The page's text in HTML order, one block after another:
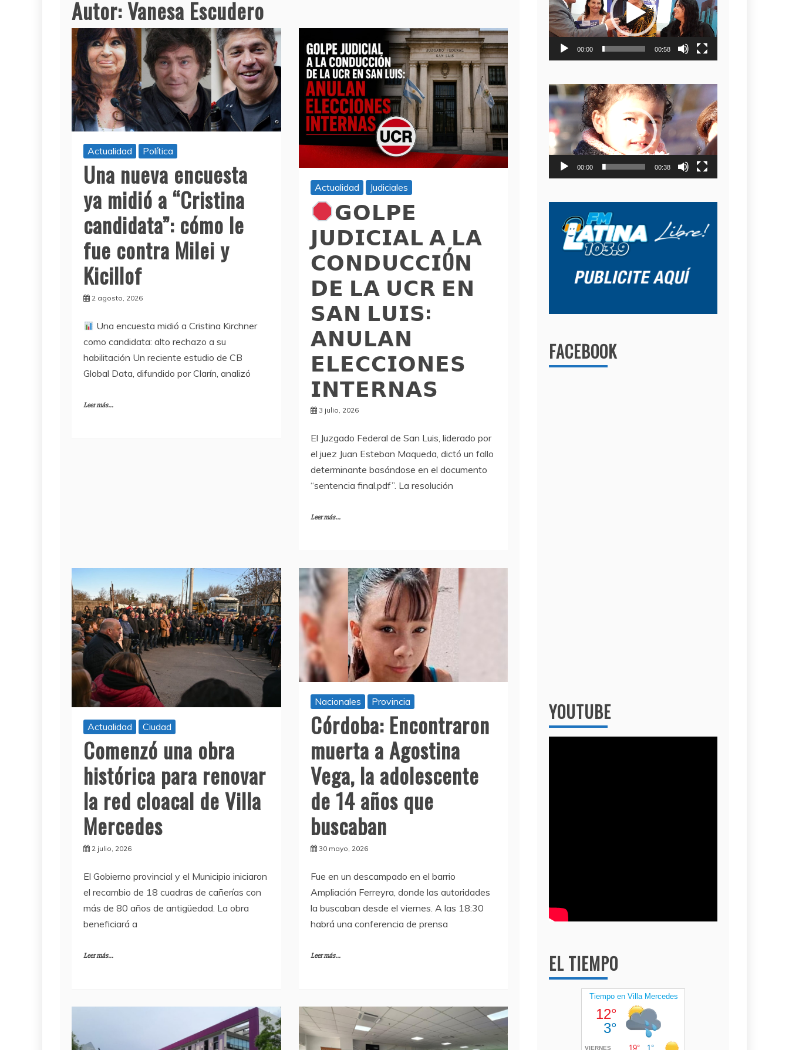
Autor:Vanesa Escudero
Actualidad Política
Una nueva encuesta
ya midió a “Cristina
candidata”: cómo le
fue contra Milei y
Kicillof
2 agosto, 2026
Una encuesta midió a Cristina Kirchner
como candidata: alto rechazo a su
habilitación Un reciente estudio de CB
Global Data, difundido por Clarín, analizó
Leer más...
Actualidad Judiciales
𝗚𝗢𝗟𝗣𝗘
𝗝𝗨𝗗𝗜𝗖𝗜𝗔𝗟 𝗔 𝗟𝗔
𝗖𝗢𝗡𝗗𝗨𝗖𝗖𝗜Ó𝗡
𝗗𝗘 𝗟𝗔 𝗨𝗖𝗥 𝗘𝗡
𝗦𝗔𝗡 𝗟𝗨𝗜𝗦:
𝗔𝗡𝗨𝗟𝗔𝗡
𝗘𝗟𝗘𝗖𝗖𝗜𝗢𝗡𝗘𝗦
𝗜𝗡𝗧𝗘𝗥𝗡𝗔𝗦
3 julio, 2026
El Juzgado Federal de San Luis, liderado por
el juez Juan Esteban Maqueda, dictó un fallo
determinante basándose en el documento
“sentencia final.pdf”. La resolución
Leer más...
Actualidad Ciudad
Comenzó una obra
histórica para renovar
la red cloacal de Villa
Mercedes
2 julio, 2026
El Gobierno provincial y el Municipio iniciaron
el recambio de 18 cuadras de cañerías con
más de 80 años de antigüedad. La obra
beneficiará a
Leer más...
Nacionales Provincia
Córdoba: Encontraron
muerta a Agostina
Vega, la adolescente
de 14 años que
buscaban
30 mayo, 2026
Fue en un descampado en el barrio
Ampliación Ferreyra, donde las autoridades
la buscaban desde el viernes. A las 18:30
habrá una conferencia de prensa
Leer más...
video
00:00 00:58
Reproductor
de
video
00:00 00:38
FACEBOOK
YOUTUBE
EL TIEMPO